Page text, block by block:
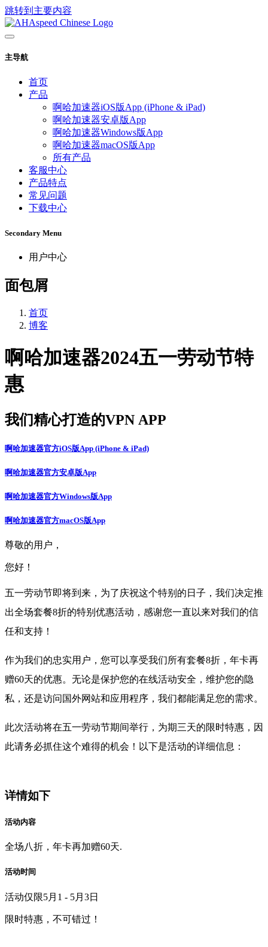
跳转到主要内容
主导航
首页
产品
啊哈加速器iOS版App (iPhone & iPad)
啊哈加速器安卓版App
啊哈加速器Windows版App
啊哈加速器macOS版App
所有产品
客服中心
产品特点
常见问题
下载中心
Secondary Menu
用户中心
面包屑
首页
博客
啊哈加速器2024五一劳动节特
惠
我们精心打造的VPN APP
啊哈加速器官方iOS版App (iPhone & iPad)
啊哈加速器官方安卓版App
啊哈加速器官方Windows版App
啊哈加速器官方macOS版App
尊敬的用户，
您好！
五一劳动节即将到来，为了庆祝这个特别的日子，我们决定推
出全场套餐8折的特别优惠活动，感谢您一直以来对我们的信
任和支持！
作为我们的忠实用户，您可以享受我们所有套餐8折，年卡再
赠60天的优惠。无论是保护您的在线活动安全，维护您的隐
私，还是访问国外网站和应用程序，我们都能满足您的需求。
此次活动将在五一劳动节期间举行，为期三天的限时特惠，因
此请务必抓住这个难得的机会！以下是活动的详细信息：
详情如下
活动内容
全场八折，年卡再加赠60天.
活动时间
活动仅限5月1 - 5月3日
限时特惠，不可错过！